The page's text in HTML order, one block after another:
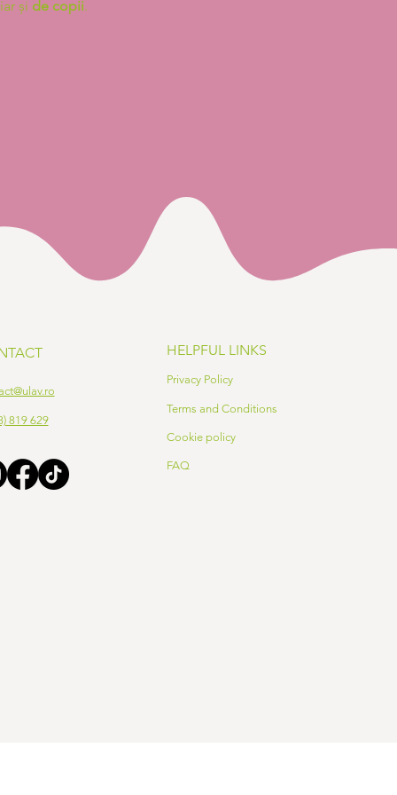
și de copii.
819 629
HELPFUL LINKS
Privacy Policy
Terms and Conditions
Cookie policy
FAQ